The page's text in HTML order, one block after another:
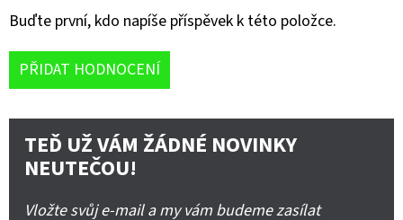
Buďte první, kdo napíše příspěvek k této položce.
PŘIDAT HODNOCENÍ
TEĎ UŽ VÁM ŽÁDNÉ NOVINKY
NEUTEČOU!
Vložte svůj e-mail a my vám budeme zasílat